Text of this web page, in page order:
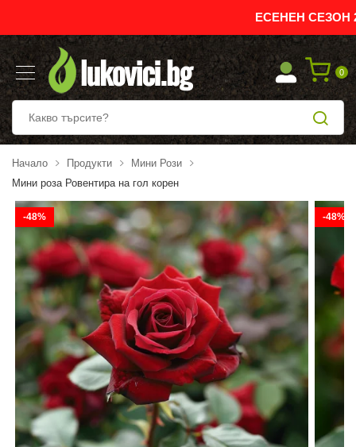
ЕСЕНЕН СЕЗОН
0
Начало Продукти
Мини Рози
Мини роза Ровентира на гол корен
-48% -48%